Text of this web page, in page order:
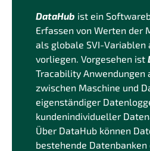
DataHub ist ein
Erfassen von Werten der
als globale SVI-Variablen
vorliegen. Vorgesehen ist
Tracability Anwendungen
zwischen Maschine und
eigenständiger
kundenindividueller
Über DataHub können
bestehende Datenbanken